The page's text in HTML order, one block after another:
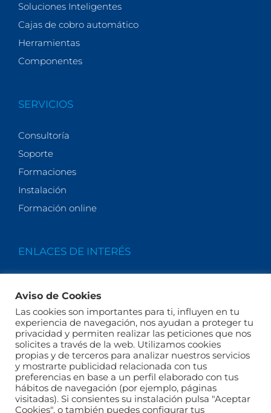
Soluciones Inteligentes
Cajas de cobro automático
Herramientas
Componentes
SERVICIOS
Consultoría
Soporte
Formaciones
Instalación
Formación online
ENLACES DE INTERÉS
Actualidad
Legales
Términos y condiciones
FAQs
Aviso de Cookies
Las cookies son importantes para ti, influyen en tu
experiencia de navegación, nos ayudan a proteger tu
privacidad y permiten realizar las peticiones que nos
solicites a través de la web. Utilizamos cookies
propias y de terceros para analizar nuestros servicios
y mostrarte publicidad relacionada con tus
preferencias en base a un perfil elaborado con tus
hábitos de navegación (por ejemplo, páginas
visitadas). Si consientes su instalación pulsa "Aceptar
Cookies", o también puedes configurar tus